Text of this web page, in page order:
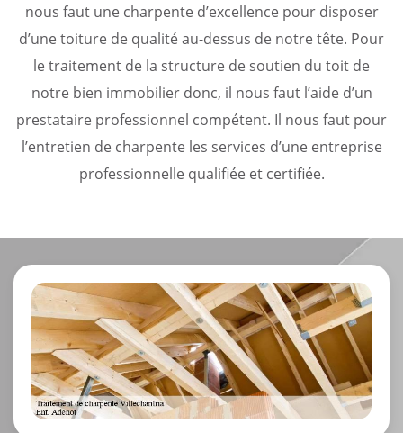
nous faut une charpente d’excellence pour disposer
d’une toiture de qualité au-dessus de notre tête. Pour
le traitement de la structure de soutien du toit de
notre bien immobilier donc, il nous faut l’aide d’un
prestataire professionnel compétent. Il nous faut pour
l’entretien de charpente les services d’une entreprise
professionnelle qualifiée et certifiée.